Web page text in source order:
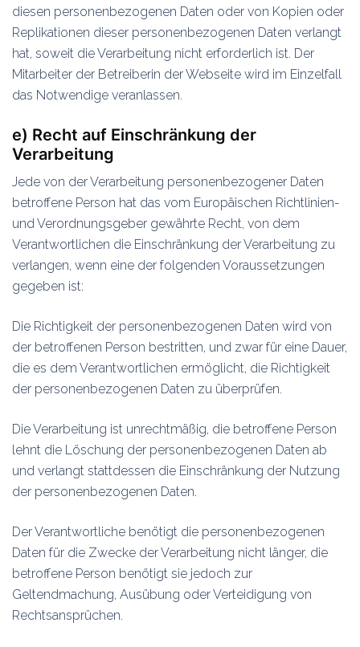
diesen personenbezogenen Daten oder von Kopien oder
Replikationen dieser personenbezogenen Daten verlangt
hat, soweit die Verarbeitung nicht erforderlich ist. Der
Mitarbeiter der Betreiberin der Webseite wird im Einzelfall
das Notwendige veranlassen.
e) Recht auf Einschränkung der
Verarbeitung
Jede von der Verarbeitung personenbezogener Daten
betroffene Person hat das vom Europäischen Richtlinien-
und Verordnungsgeber gewährte Recht, von dem
Verantwortlichen die Einschränkung der Verarbeitung zu
verlangen, wenn eine der folgenden Voraussetzungen
gegeben ist:
Die Richtigkeit der personenbezogenen Daten wird von
der betroffenen Person bestritten, und zwar für eine Dauer,
die es dem Verantwortlichen ermöglicht, die Richtigkeit
der personenbezogenen Daten zu überprüfen.
Die Verarbeitung ist unrechtmäßig, die betroffene Person
lehnt die Löschung der personenbezogenen Daten ab
und verlangt stattdessen die Einschränkung der Nutzung
der personenbezogenen Daten.
Der Verantwortliche benötigt die personenbezogenen
Daten für die Zwecke der Verarbeitung nicht länger, die
betroffene Person benötigt sie jedoch zur
Geltendmachung, Ausübung oder Verteidigung von
Rechtsansprüchen.